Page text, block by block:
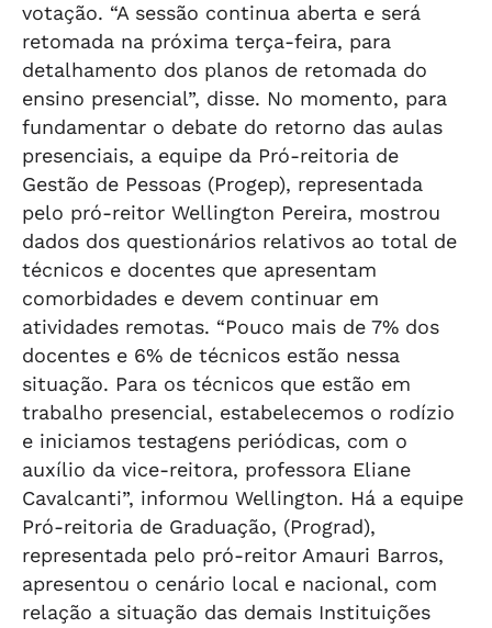
votação. “A sessão continua aberta e será
retomada na próxima terça-feira, para
detalhamento dos planos de retomada do
ensino presencial”, disse. No momento, para
fundamentar o debate do retorno das aulas
presenciais, a equipe da Pró-reitoria de
Gestão de Pessoas (Progep), representada
pelo pró-reitor Wellington Pereira, mostrou
dados dos questionários relativos ao total de
técnicos e docentes que apresentam
comorbidades e devem continuar em
atividades remotas. “Pouco mais de 7% dos
docentes e 6% de técnicos estão nessa
situação. Para os técnicos que estão em
trabalho presencial, estabelecemos o rodízio
e iniciamos testagens periódicas, com o
auxílio da vice-reitora, professora Eliane
Cavalcanti”, informou Wellington. Há a equipe
Pró-reitoria de Graduação, (Prograd),
representada pelo pró-reitor Amauri Barros,
apresentou o cenário local e nacional, com
relação a situação das demais Instituições